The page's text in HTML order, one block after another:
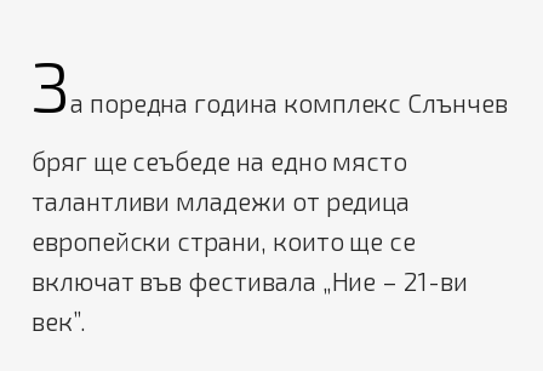
За поредна година комплекс Слънчев
бряг ще сеъбеде на едно място
талантливи младежи от редица
европейски страни, които ще се
включат във фестивала „Ние – 21-ви
век”.